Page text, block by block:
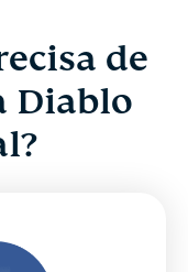
de
Diablo